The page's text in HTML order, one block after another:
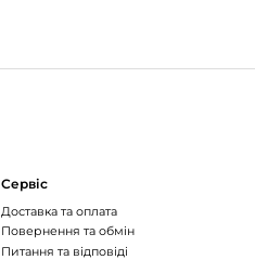
Сервіс
Доставка та оплата
Повернення та обмін
Питання та відповіді